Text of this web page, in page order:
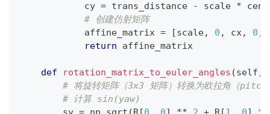
            cy
= trans_distance - scale *
# 创建仿射矩阵
            affine_matrix
= [scale, 0 , cx, 0 ,
return affine_matrix
def rotation_matrix_to_euler_angles (self ,
# 将旋转矩阵（3x3 矩阵）转换为欧拉角（
# 计算 sin(yaw)